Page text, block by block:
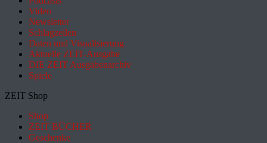
Video
Newsletter
Schlagzeilen
Daten und Visualisierung
Aktuelle ZEIT-Ausgabe
DIE ZEIT Ausgabenarchiv
Spiele
ZEIT Shop
Shop
ZEIT BÜCHER
Geschenke